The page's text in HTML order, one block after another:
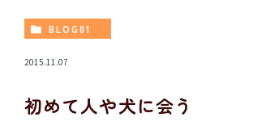
BLOG01
2015.11.07
初めて人や犬に会う